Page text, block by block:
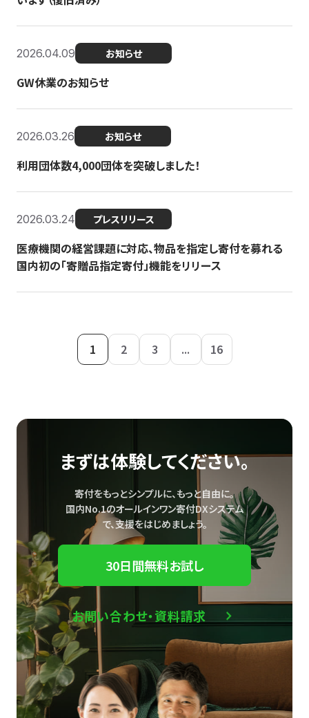
2026.04.09 お知らせ
GW休業のお知らせ
2026.03.26 お知らせ
利用団体数4,000団体を突破しました！
2026.03.24 プレスリリース
医療機関の経営課題に対応、物品を指定し寄付を募れる
国内初の「寄贈品指定寄付」機能をリリース
1 2 3 ... 16
まずは体験してください。
寄付をもっとシンプルに、もっと自由に。
国内No.1のオールインワン寄付DXシステム
で、支援をはじめましょう。
30日間無料お試し
お問い合わせ・資料請求